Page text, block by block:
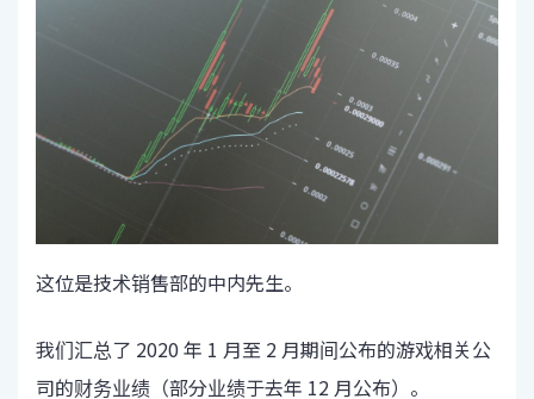
这位是技术销售部的中内先生。
我们汇总了 2020 年 1 月至 2 月期间公布的游戏相关公
司的财务业绩（部分业绩于去年 12 月公布）。